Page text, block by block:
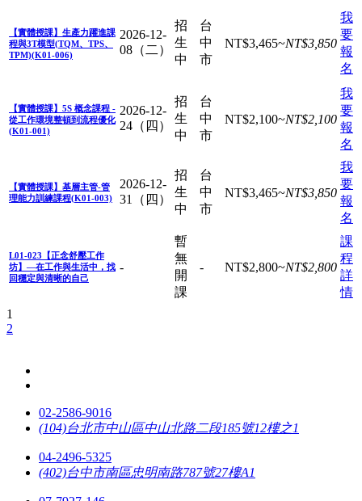
【實體授課】生產力躍進課
程與3T模型(TQM、TPS、
TPM)(K01-006)
2026-12-
08（二）
招
生
中
台
中
市
NT$3,465~NT$3,850
我
要
報
名
【實體授課】5S 概念課程 -
從工作環境整頓到流程優化
(K01-001)
2026-12-
24（四）
招
生
中
台
中
市
NT$2,100~NT$2,100
我
要
報
名
【實體授課】基層主管-管
理能力訓練課程(K01-003)
2026-12-
31（四）
招
生
中
台
中
市
NT$3,465~NT$3,850
我
要
報
名
L01-023【正念舒壓工作
坊】—在工作與生活中，找
回穩定與清晰的自己
-
暫
無
開
課
- NT$2,800~NT$2,800
課
程
詳
情
1
2
02-2586-9016
(104)台北市中山區中山北路二段185號12樓之1
04-2496-5325
(402)台中市南區忠明南路787號27樓A1